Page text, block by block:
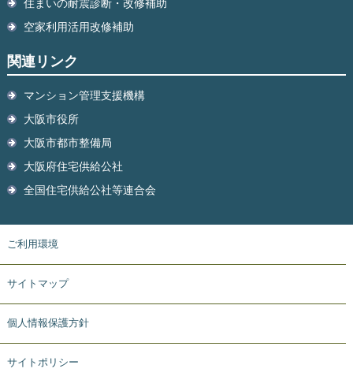
住まいの耐震診断・改修補助
空家利用活用改修補助
関連リンク
マンション管理支援機構
大阪市役所
大阪市都市整備局
大阪府住宅供給公社
全国住宅供給公社等連合会
ご利用環境
サイトマップ
個人情報保護方針
サイトポリシー